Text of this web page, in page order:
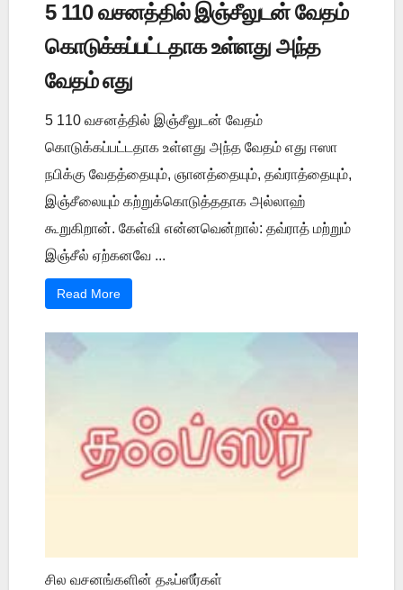
5 110 வசனத்தில் இஞ்சீலுடன் வேதம்
கொடுக்கப்பட்டதாக உள்ளது அந்த
வேதம் எது
5 110 வசனத்தில் இஞ்சீலுடன் வேதம்
கொடுக்கப்பட்டதாக உள்ளது அந்த வேதம் எது ஈஸா
நபிக்கு வேதத்தையும், ஞானத்தையும், தவ்ராத்தையும்,
இஞ்சீலையும் கற்றுக்கொடுத்ததாக அல்லாஹ்
கூறுகிறான். கேள்வி என்னவென்றால்: தவ்ராத் மற்றும்
இஞ்சீல் ஏற்கனவே ...
Read More
சில வசனங்களின் தஃப்ஸீர்கள்